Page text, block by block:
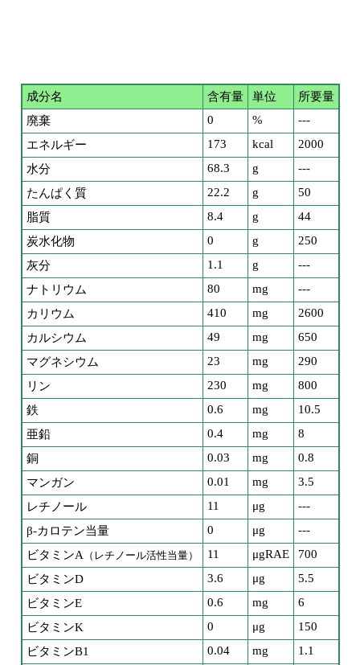
成分名 含有量 単位
所要量
廃棄
0 %
---
エネルギー
173 kcal
2000
水分
68.3 g
---
たんぱく質
22.2 g
50
脂質
8.4 g
44
炭水化物
0 g
250
灰分
1.1 g
---
ナトリウム
80 mg
---
カリウム
410 mg
2600
カルシウム
49 mg
650
マグネシウム
23 mg
290
リン
230 mg
800
鉄
0.6 mg
10.5
亜鉛
0.4 mg
8
銅
0.03 mg
0.8
マンガン
0.01 mg
3.5
レチノール
11 μg
---
β-カロテン当量
0 μg
---
ビタミンA（レチノール活性当量） 11 μgRAE
700
ビタミンD
3.6 μg
5.5
ビタミンE
0.6 mg
6
ビタミンK
0 μg
150
ビタミンB1
0.04 mg 1.1